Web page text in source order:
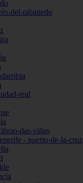
del-rabanedo
real
das-viñas
- puerto-de-la-cruz